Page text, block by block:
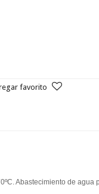
favorito
Abastecimiento de